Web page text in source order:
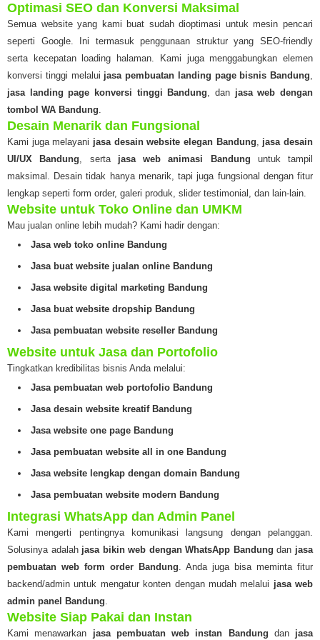
Optimasi SEO dan Konversi Maksimal
Semua website yang kami buat sudah dioptimasi untuk mesin pencari
seperti Google. Ini termasuk penggunaan struktur yang SEO-friendly
serta kecepatan loading halaman. Kami juga menggabungkan elemen
konversi tinggi melalui jasa pembuatan landing page bisnis Bandung,
jasa landing page konversi tinggi Bandung, dan jasa web dengan
tombol WA Bandung.
Desain Menarik dan Fungsional
Kami juga melayani jasa desain website elegan Bandung, jasa desain
UI/UX Bandung, serta jasa web animasi Bandung untuk tampil
maksimal. Desain tidak hanya menarik, tapi juga fungsional dengan fitur
lengkap seperti form order, galeri produk, slider testimonial, dan lain-lain.
Website untuk Toko Online dan UMKM
Mau jualan online lebih mudah? Kami hadir dengan:
Jasa web toko online Bandung
Jasa buat website jualan online Bandung
Jasa website digital marketing Bandung
Jasa buat website dropship Bandung
Jasa pembuatan website reseller Bandung
Website untuk Jasa dan Portofolio
Tingkatkan kredibilitas bisnis Anda melalui:
Jasa pembuatan web portofolio Bandung
Jasa desain website kreatif Bandung
Jasa website one page Bandung
Jasa pembuatan website all in one Bandung
Jasa website lengkap dengan domain Bandung
Jasa pembuatan website modern Bandung
Integrasi WhatsApp dan Admin Panel
Kami mengerti pentingnya komunikasi langsung dengan pelanggan.
Solusinya adalah jasa bikin web dengan WhatsApp Bandung dan jasa
pembuatan web form order Bandung. Anda juga bisa meminta fitur
backend/admin untuk mengatur konten dengan mudah melalui jasa web
admin panel Bandung.
Website Siap Pakai dan Instan
Kami menawarkan jasa pembuatan web instan Bandung dan jasa